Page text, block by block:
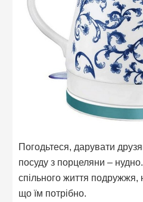
Погодьтеся, дарувати
посуду з порцеляни –
спільного життя
що їм потрібно.